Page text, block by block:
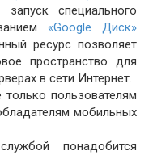
специального
«Google Диск»
ресурс позволяет
пространство для
в сети Интернет.
пользователям
мобильных
понадобится